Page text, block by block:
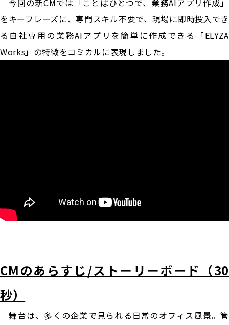
今回の新CMでは「ことばひとつで、業務AIアプリ作成」
をキーフレーズに、専門スキル不要で、現場に即時投入でき
る自社専用の業務AIアプリを簡単に作成できる「ELYZA
Works」の特徴をコミカルに表現しました。
CMのあらすじ/ストーリーボード（30
秒）
舞台は、多くの企業で見られる日常のオフィス風景。管